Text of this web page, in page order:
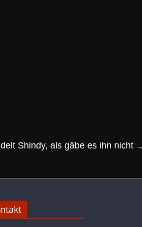
Shindy, als gäbe es ihn nicht